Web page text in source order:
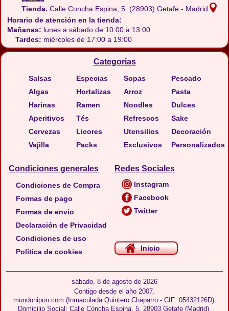
Tienda. Calle Concha Espina, 5. (28903) Getafe - Madrid
Horario de atención en la tienda:
Mañanas: lunes a sábado de 10:00 a 13:00
Tardes: miércoles de 17:00 a 19:00
Categorias
Salsas
Algas
Harinas
Aperitivos
Cervezas
Vajilla
Especias
Hortalizas
Ramen
Tés
Licores
Packs
Sopas
Arroz
Noodles
Refrescos
Utensilios
Exclusivos
Pescado
Pasta
Dulces
Sake
Decoración
Personalizados
Condiciones generales
Condiciones de Compra
Formas de pago
Formas de envío
Declaración de Privacidad
Condiciones de uso
Política de cookies
Redes Sociales
Instagram
Facebook
Twitter
Inicio
sábado, 8 de agosto de 2026
Contigo desde el año 2007.
mundonipon.com (Inmaculada Quintero Chaparro - CIF: 05432126D).
Domicilio Social: Calle Concha Espina, 5, 28903 Getafe (Madrid),